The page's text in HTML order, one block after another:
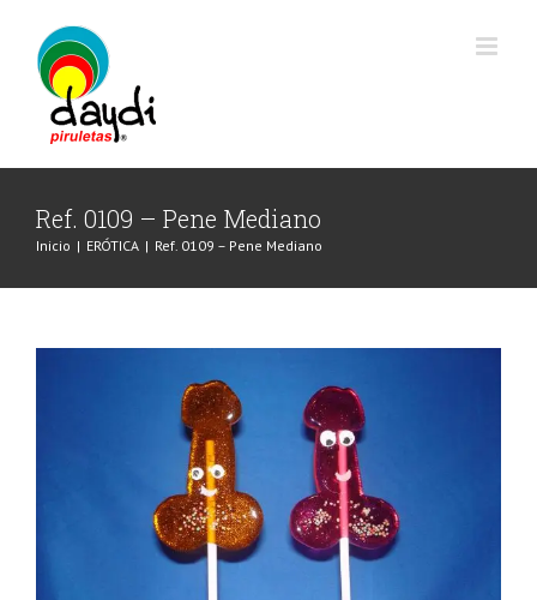
contenido
Ref. 0109 – Pene Mediano
Inicio | ERÓTICA | Ref. 0109 – Pene Mediano